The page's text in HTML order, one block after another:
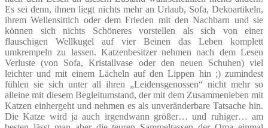
Es sei denn, ihnen liegt nichts mehr an Urlaub, Sofa, Dekoartikeln,
ihrem Wellensittich oder dem Frieden mit den Nachbarn und sie
können sich nichts Schöneres vorstellen als sich von einer
flauschigen Wellkugel auf vier Beinen das Leben komplett
umkrempeln zu lassen. Katzenbesitzer nehmen nach dem Lesen
Verluste (von Sofa, Kristallvase oder den neuen Schuhen) viel
leichter und mit einem Lächeln auf den Lippen hin ;) zumindest
fühlen sie sich unter all ihren „Leidensgenossen“ nicht mehr so
alleine mit diesem Begleitumstand, der mit dem Zusammenleben mit
Katzen einhergeht und nehmen es als unveränderbare Tatsache hin.
Die Katze wird ja auch irgendwann größer… und ruhiger… am